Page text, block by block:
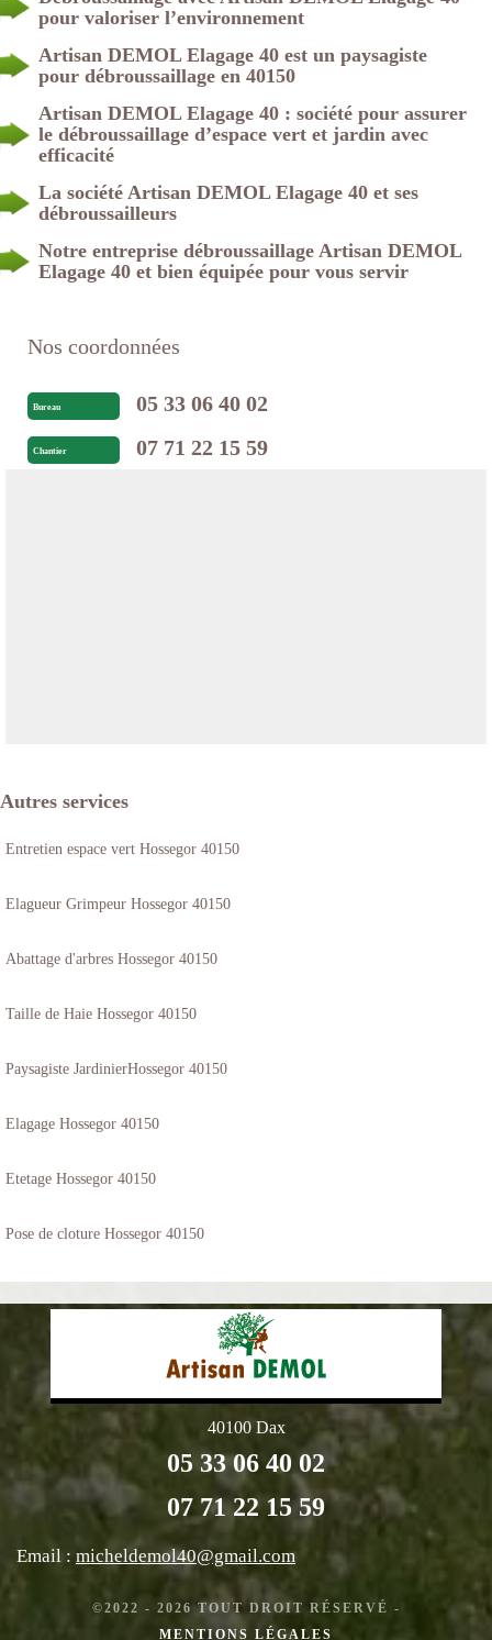
pour valoriser l’environnement
Artisan DEMOL Elagage 40 est un paysagiste
pour débroussaillage en 40150
Artisan DEMOL Elagage 40 : société pour assurer
le débroussaillage d’espace vert et jardin avec
efficacité
La société Artisan DEMOL Elagage 40 et ses
débroussailleurs
Notre entreprise débroussaillage Artisan DEMOL
Elagage 40 et bien équipée pour vous servir
Nos coordonnées
Bureau 05 33 06 40 02
Chantier 07 71 22 15 59
Autres services
Entretien espace vert Hossegor 40150
Elagueur Grimpeur Hossegor 40150
Abattage d'arbres Hossegor 40150
Taille de Haie Hossegor 40150
Paysagiste JardinierHossegor 40150
Elagage Hossegor 40150
Etetage Hossegor 40150
Pose de cloture Hossegor 40150
40100 Dax
05 33 06 40 02
07 71 22 15 59
Email : micheldemol40@gmail.com
©2022 - 2026 TOUT DROIT RÉSERVÉ -
MENTIONS LÉGALES